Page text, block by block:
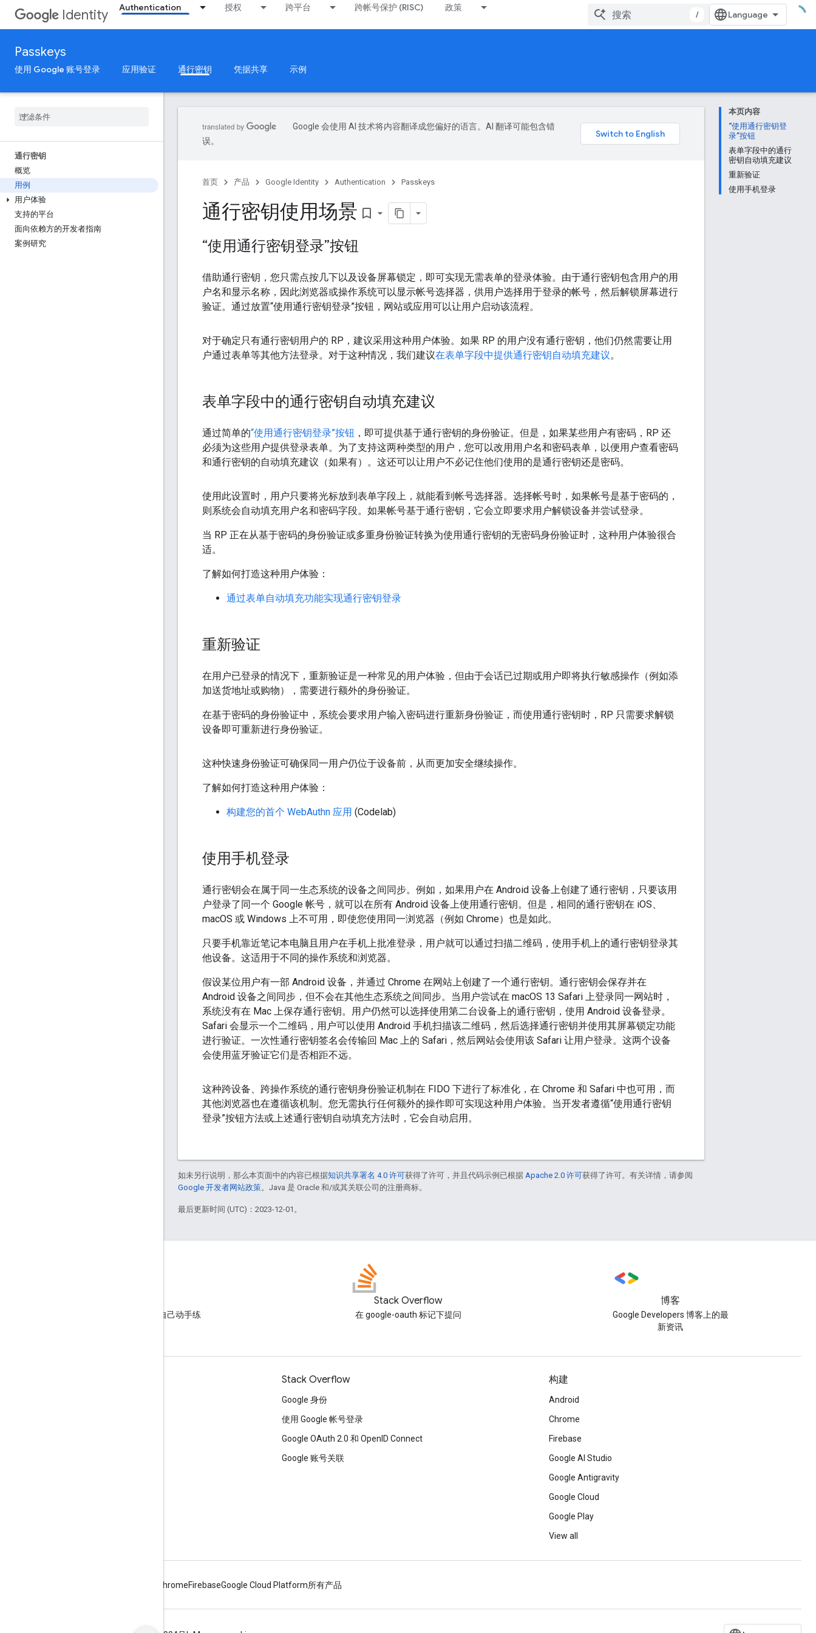
Identity Authentication 授权 跨平台 跨帐号保护 (RISC) 政策
/
Passkeys
使用 Google 账号登录 应用验证 通行密钥 凭据共享 示例
通行密钥
概览
用例
用户体验
支持的平台
面向依赖方的开发者指南
案例研究
本页内容
“使用通行密钥登
录”按钮
表单字段中的通行
密钥自动填充建议
重新验证
使用手机登录
Google 会使用 AI 技术将内容翻译成您偏好的语言。AI 翻译可能包含错
误。
首页 产品 Google Identity Authentication Passkeys
通行密钥使用场景 bookmark_border
“使用通行密钥登录”按钮
借助通行密钥，您只需点按几下以及设备屏幕锁定，即可实现无需表单的登录体验。由于通行密钥包含用户的用
户名和显示名称，因此浏览器或操作系统可以显示帐号选择器，供用户选择用于登录的帐号，然后解锁屏幕进行
验证。通过放置“使用通行密钥登录”按钮，网站或应用可以让用户启动该流程。
对于确定只有通行密钥用户的 RP，建议采用这种用户体验。如果 RP 的用户没有通行密钥，他们仍然需要让用
户通过表单等其他方法登录。对于这种情况，我们建议在表单字段中提供通行密钥自动填充建议。
表单字段中的通行密钥自动填充建议
通过简单的“使用通行密钥登录”按钮 ，即可提供基于通行密钥的身份验证。但是，如果某些用户有密码，RP 还
必须为这些用户提供登录表单。为了支持这两种类型的用户，您可以改用用户名和密码表单，以便用户查看密码
和通行密钥的自动填充建议（如果有）。这还可以让用户不必记住他们使用的是通行密钥还是密码。
使用此设置时，用户只要将光标放到表单字段上，就能看到帐号选择器。选择帐号时，如果帐号是基于密码的，
则系统会自动填充用户名和密码字段。如果帐号基于通行密钥，它会立即要求用户解锁设备并尝试登录。
当 RP 正在从基于密码的身份验证或多重身份验证转换为使用通行密钥的无密码身份验证时，这种用户体验很合
适。
了解如何打造这种用户体验：
通过表单自动填充功能实现通行密钥登录
重新验证
在用户已登录的情况下，重新验证是一种常见的用户体验，但由于会话已过期或用户即将执行敏感操作（例如添
加送货地址或购物），需要进行额外的身份验证。
在基于密码的身份验证中，系统会要求用户输入密码进行重新身份验证，而使用通行密钥时，RP 只需要求解锁
设备即可重新进行身份验证。
这种快速身份验证可确保同一用户仍位于设备前，从而更加安全继续操作。
了解如何打造这种用户体验：
构建您的首个 WebAuthn 应用 (Codelab)
使用手机登录
通行密钥会在属于同一生态系统的设备之间同步。例如，如果用户在 Android 设备上创建了通行密钥，只要该用
户登录了同一个 Google 帐号，就可以在所有 Android 设备上使用通行密钥。但是，相同的通行密钥在 iOS、
macOS 或 Windows 上不可用，即使您使用同一浏览器（例如 Chrome）也是如此。
只要手机靠近笔记本电脑且用户在手机上批准登录，用户就可以通过扫描二维码，使用手机上的通行密钥登录其
他设备。这适用于不同的操作系统和浏览器。
假设某位用户有一部 Android 设备，并通过 Chrome 在网站上创建了一个通行密钥。通行密钥会保存并在
Android 设备之间同步，但不会在其他生态系统之间同步。当用户尝试在 macOS 13 Safari 上登录同一网站时，
系统没有在 Mac 上保存通行密钥。用户仍然可以选择使用第二台设备上的通行密钥，使用 Android 设备登录。
Safari 会显示一个二维码，用户可以使用 Android 手机扫描该二维码，然后选择通行密钥并使用其屏幕锁定功能
进行验证。一次性通行密钥签名会传输回 Mac 上的 Safari，然后网站会使用该 Safari 让用户登录。这两个设备
会使用蓝牙验证它们是否相距不远。
这种跨设备、跨操作系统的通行密钥身份验证机制在 FIDO 下进行了标准化，在 Chrome 和 Safari 中也可用，而
其他浏览器也在遵循该机制。您无需执行任何额外的操作即可实现这种用户体验。当开发者遵循“使用通行密钥
登录”按钮方法或上述通行密钥自动填充方法时，它会自动启用。
如未另行说明，那么本页面中的内容已根据知识共享署名 4.0 许可获得了许可，并且代码示例已根据 Apache 2.0 许可获得了许可。有关详情，请参阅
Google 开发者网站政策。Java 是 Oracle 和/或其关联公司的注册商标。
最后更新时间 (UTC)：2023-12-01。
观摩我们的示例并自己动手练
Stack Overflow
在 google-oauth 标记下提问
博客
Google Developers 博客上的最
新资讯
Stack Overflow
Google 身份
使用 Google 帐号登录
Google OAuth 2.0 和 OpenID Connect
Google 账号关联
构建
Android
Chrome
Firebase
Google AI Studio
Google Antigravity
Google Cloud
Google Play
View all
ChromeFirebaseGoogle Cloud Platform所有产品